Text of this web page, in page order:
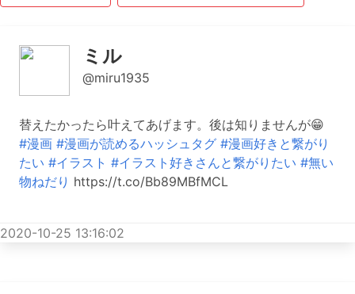
ミル
@miru1935
替えたかったら叶えてあげます。後は知りませんが😁
#漫画 #漫画が読めるハッシュタグ #漫画好きと繋がり
たい #イラスト #イラスト好きさんと繋がりたい #無い
物ねだり https://t.co/Bb89MBfMCL
2020-10-25 13:16:02